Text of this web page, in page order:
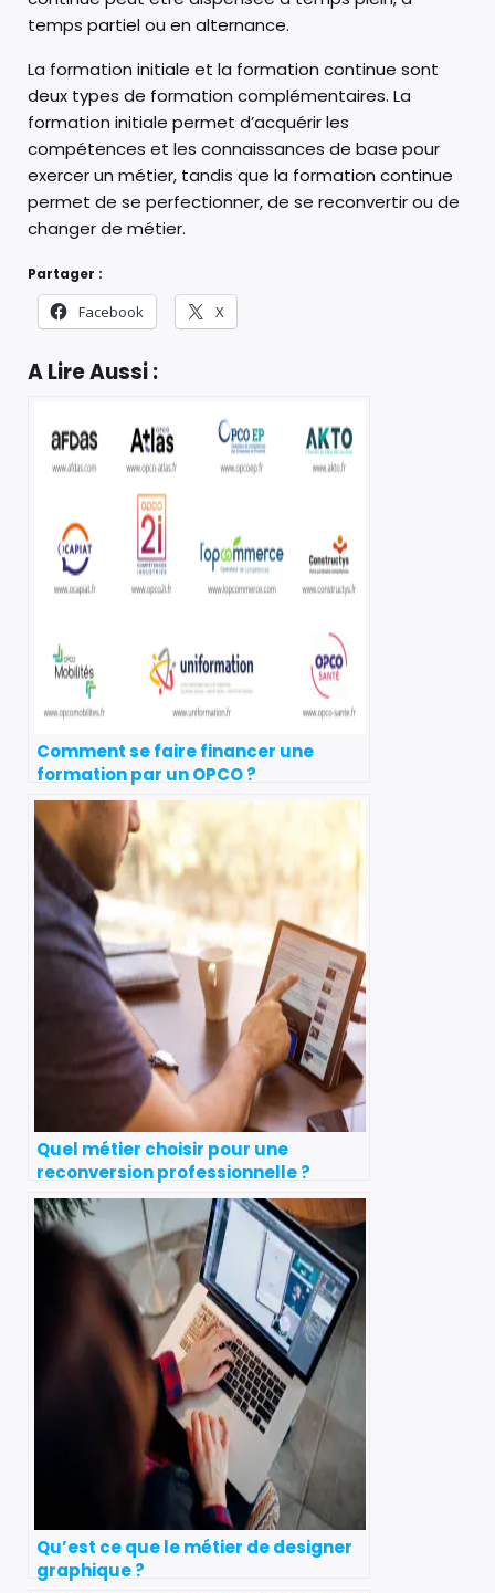
temps partiel ou en alternance.
La formation initiale et la formation continue sont
deux types de formation complémentaires. La
formation initiale permet d’acquérir les
compétences et les connaissances de base pour
exercer un métier, tandis que la formation continue
permet de se perfectionner, de se reconvertir ou de
changer de métier.
Partager :
Facebook X
A Lire Aussi :
Comment se faire financer une
formation par un OPCO ?
Quel métier choisir pour une
reconversion professionnelle ?
Qu’est ce que le métier de designer
graphique ?